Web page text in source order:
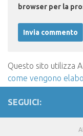
browser per la
Questo sito utilizza
come vengono
SEGUICI: